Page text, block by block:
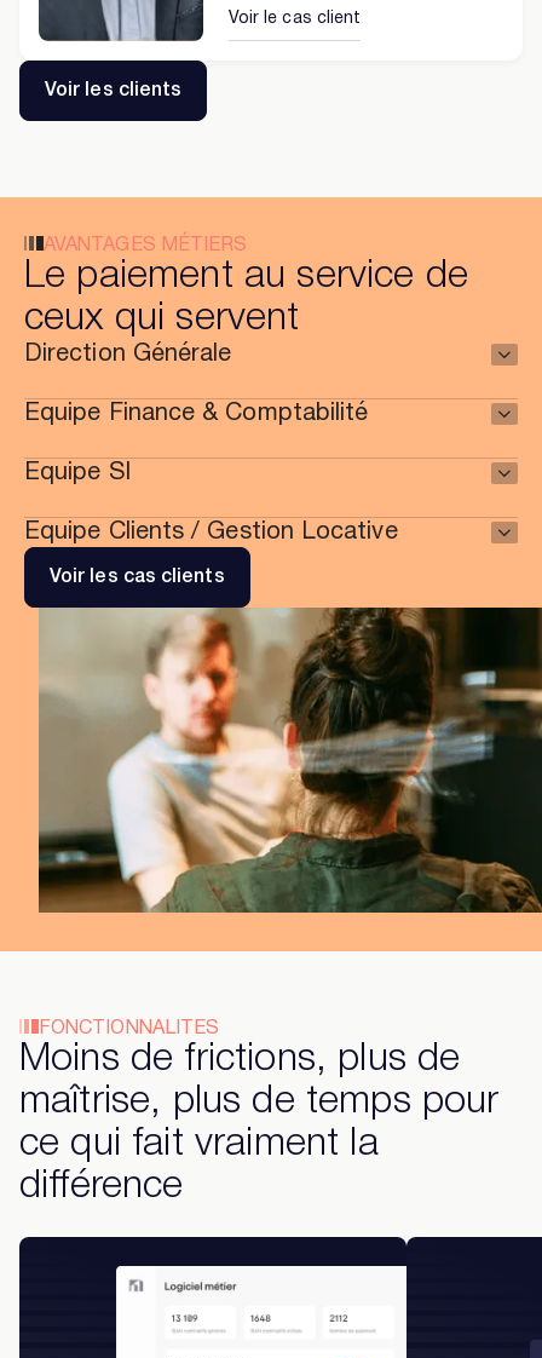
Voir le cas client
Voir les clients
AVANTAGES MÉTIERS
Le paiement au service de
ceux qui servent
Direction Générale
Equipe Finance & Comptabilité
Equipe SI
Equipe Clients / Gestion Locative
Voir les cas clients
FONCTIONNALITES
Moins de frictions, plus de
maîtrise, plus de temps pour
ce qui fait vraiment la
différence